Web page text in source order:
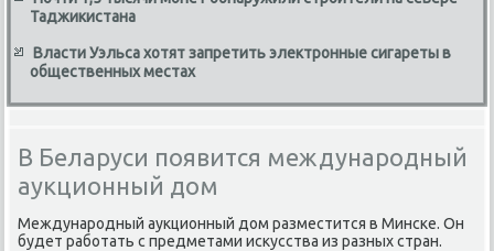
Таджикистана
Власти Уэльса хотят запретить электронные сигареты в
общественных местах
В Беларуси появится международный
аукционный дом
Международный аукционный дом разместится в Минске. Он
будет работать с предметами искусства из разных стран.